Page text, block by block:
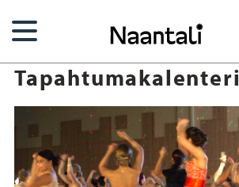
pääsisältöön
Tapahtumakalenteri